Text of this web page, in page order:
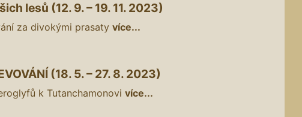
lesů (12. 9. – 19. 11. 2023)
za divokými prasaty více...
(18. 5. – 27. 8. 2023)
k Tutanchamonovi více...